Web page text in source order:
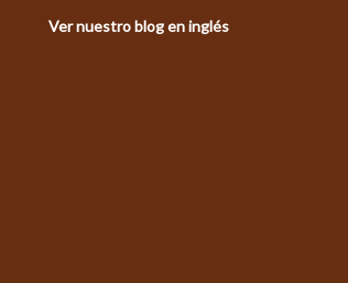
Ver nuestro blog en inglés